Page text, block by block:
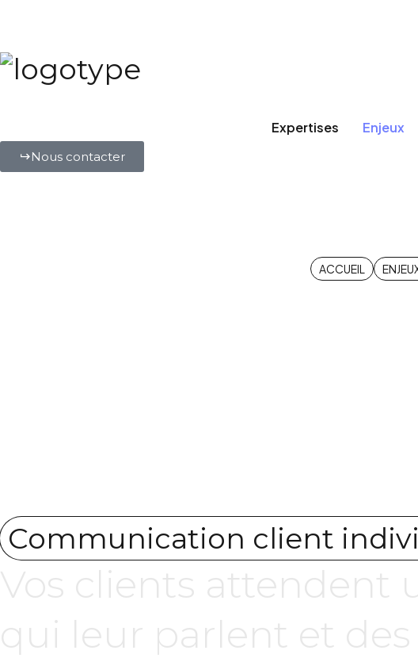
Expertises Enjeux
Nous contacter
Personnaliser
ACCUEIL
Communication client
Vos clients attendent
qui leur parlent et